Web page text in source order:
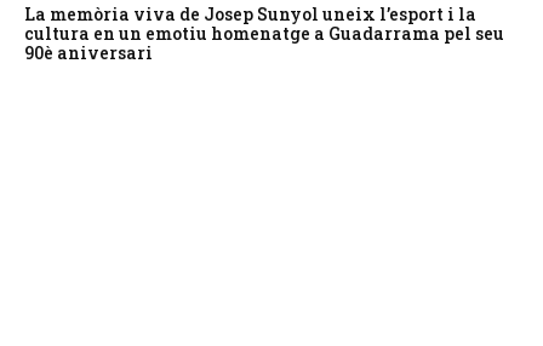
La memòria viva de Josep Sunyol uneix l’esport i la
cultura en un emotiu homenatge a Guadarrama pel seu
90è aniversari